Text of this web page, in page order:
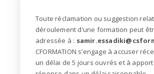
Toute réclamation ou suggestion
déroulement d’une formation peut
adressée à :
CFORMATION s’engage à accuser
un délai de 5 jours ouvrés et à